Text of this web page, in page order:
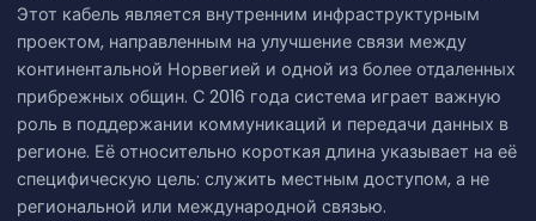
Этот кабель является внутренним инфраструктурным
проектом, направленным на улучшение связи между
континентальной Норвегией и одной из более отдаленных
прибрежных общин. С 2016 года система играет важную
роль в поддержании коммуникаций и передачи данных в
регионе. Её относительно короткая длина указывает на её
специфическую цель: служить местным доступом, а не
региональной или международной связью.